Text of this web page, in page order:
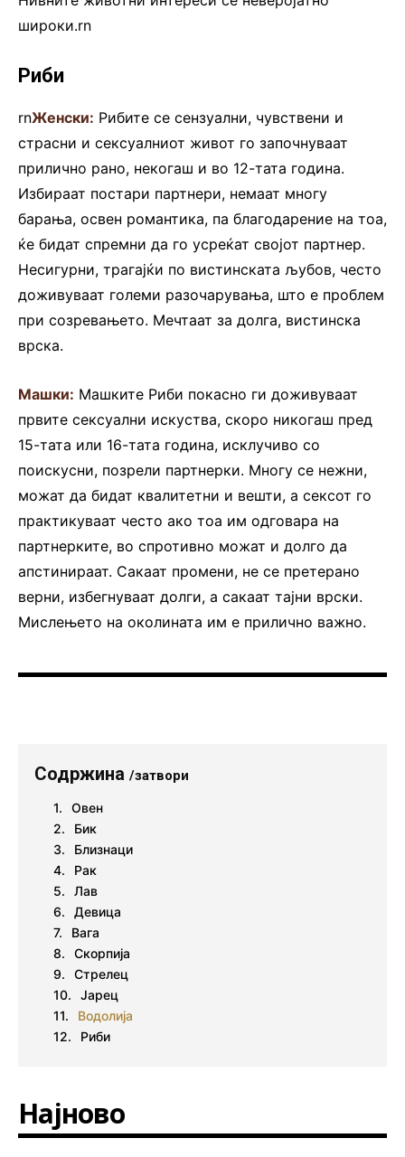
широки.rn
Риби
rnЖенски: Рибите се сензуални, чувствени и
страсни и сексуалниот живот го започнуваат
прилично рано, некогаш и во 12-тата година.
Избираат постари партнери, немаат многу
барања, освен романтика, па благодарение на тоа,
ќе бидат спремни да го усреќат својот партнер.
Несигурни, трагајќи по вистинската љубов, често
доживуваат големи разочарувања, што е проблем
при созревањето. Мечтаат за долга, вистинска
врска.
Машки: Машките Риби покасно ги доживуваат
првите сексуални искуства, скоро никогаш пред
15-тата или 16-тата година, исклучиво со
поискусни, позрели партнерки. Многу се нежни,
можат да бидат квалитетни и вешти, а сексот го
практикуваат често ако тоа им одговара на
партнерките, во спротивно можат и долго да
апстинираат. Сакаат промени, не се претерано
верни, избегнуваат долги, а сакаат тајни врски.
Мислењето на околината им е прилично важно.
Содржина /затвори
Овен
Бик
Близнаци
Рак
Лав
Девица
Вага
Скорпија
Стрелец
Јарец
Водолија
Риби
Најново